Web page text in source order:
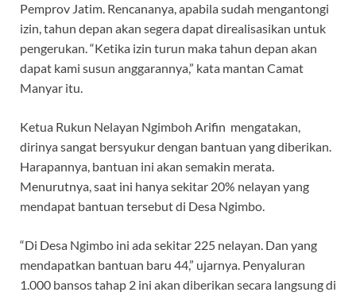
Pemprov Jatim. Rencananya, apabila sudah mengantongi
izin, tahun depan akan segera dapat direalisasikan untuk
pengerukan. “Ketika izin turun maka tahun depan akan
dapat kami susun anggarannya,” kata mantan Camat
Manyar itu.
Ketua Rukun Nelayan Ngimboh Arifin mengatakan,
dirinya sangat bersyukur dengan bantuan yang diberikan.
Harapannya, bantuan ini akan semakin merata.
Menurutnya, saat ini hanya sekitar 20% nelayan yang
mendapat bantuan tersebut di Desa Ngimbo.
“Di Desa Ngimbo ini ada sekitar 225 nelayan. Dan yang
mendapatkan bantuan baru 44,” ujarnya. Penyaluran
1.000 bansos tahap 2 ini akan diberikan secara langsung di